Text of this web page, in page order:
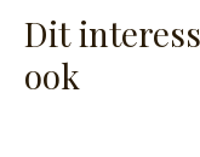
Dit
ook